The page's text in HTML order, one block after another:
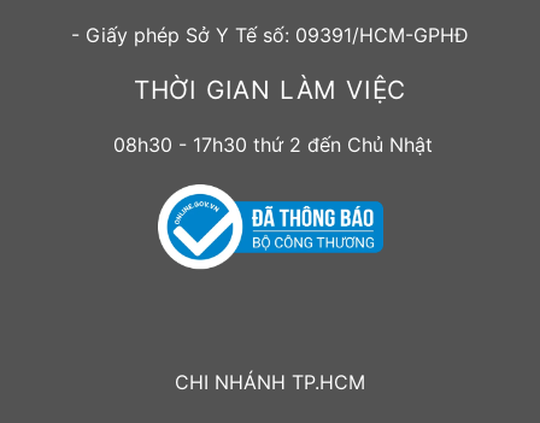
- Giấy phép Sở Y Tế số: 09391/HCM-GPHĐ
THỜI GIAN LÀM VIỆC
08h30 - 17h30 thứ 2 đến Chủ Nhật
CHI NHÁNH TP.HCM